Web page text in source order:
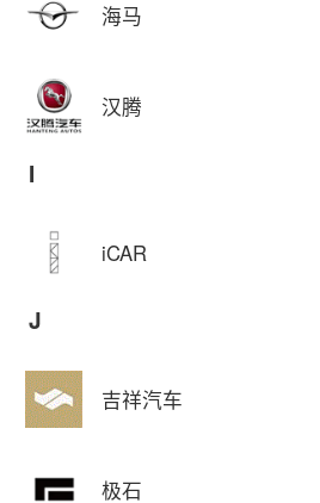
海马
汉腾
I
iCAR
J
吉祥汽车
极石